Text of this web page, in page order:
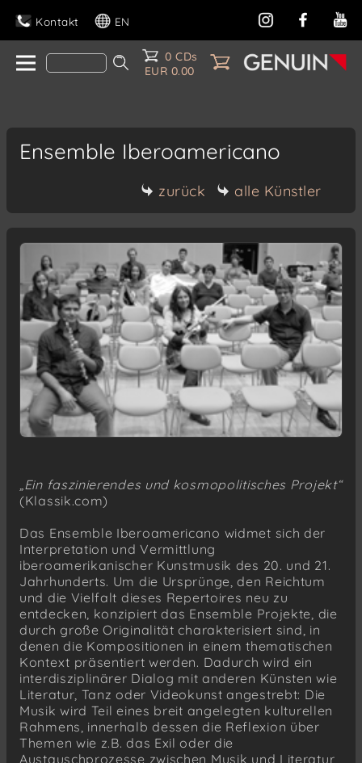
Kontakt EN
0 CDs
EUR 0.00
Ensemble Iberoamericano
zurück alle Künstler
„Ein faszinierendes und kosmopolitisches Projekt“
(Klassik.com)
Das Ensemble Iberoamericano widmet sich der
Interpretation und Vermittlung
iberoamerikanischer Kunstmusik des 20. und 21.
Jahrhunderts. Um die Ursprünge, den Reichtum
und die Vielfalt dieses Repertoires neu zu
entdecken, konzipiert das Ensemble Projekte, die
durch große Originalität charakterisiert sind, in
denen die Kompositionen in einem thematischen
Kontext präsentiert werden. Dadurch wird ein
interdisziplinärer Dialog mit anderen Künsten wie
Literatur, Tanz oder Videokunst angestrebt: Die
Musik wird Teil eines breit angelegten kulturellen
Rahmens, innerhalb dessen die Reflexion über
Themen wie z.B. das Exil oder die
Austauschprozesse zwischen Musik und Literatur